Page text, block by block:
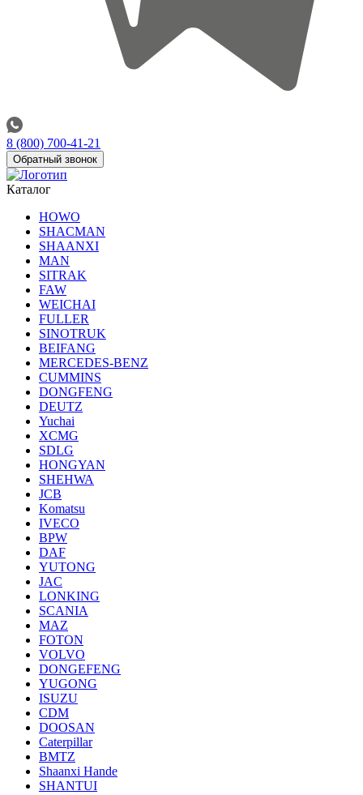
8 (800) 700-41-21
Обратный звонок
Каталог
HOWO
SHACMAN
SHAANXI
MAN
SITRAK
FAW
WEICHAI
FULLER
SINOTRUK
BEIFANG
MERCEDES-BENZ
CUMMINS
DONGFENG
DEUTZ
Yuchai
XCMG
SDLG
HONGYAN
SHEHWA
JCB
Komatsu
IVECO
BPW
DAF
YUTONG
JAC
LONKING
SCANIA
MAZ
FOTON
VOLVO
DONGEFENG
YUGONG
ISUZU
CDM
DOOSAN
Caterpillar
BMTZ
Shaanxi Hande
SHANTUI